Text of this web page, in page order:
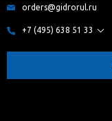
orders@gidrorul.ru
+7 (495) 638 51 33